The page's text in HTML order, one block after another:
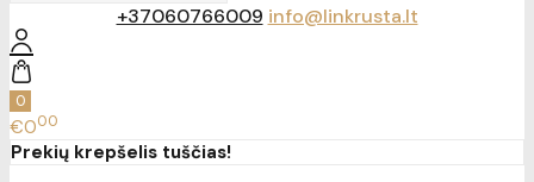
+37060766009 info@linkrusta.lt
0
€000
Prekių krepšelis tuščias!